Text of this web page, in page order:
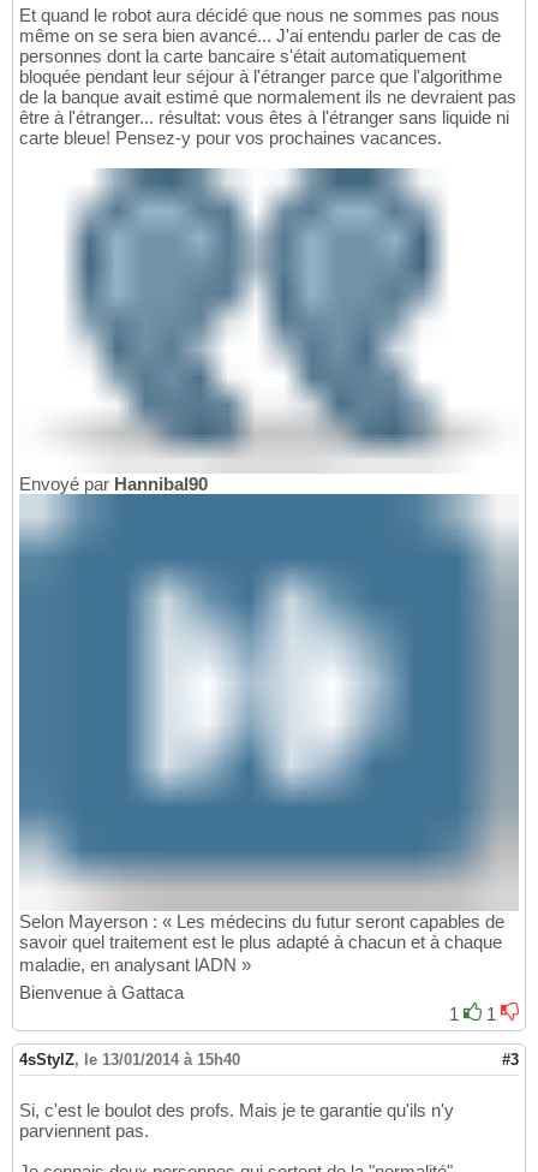
Et quand le robot aura décidé que nous ne sommes pas nous
même on se sera bien avancé... J'ai entendu parler de cas de
personnes dont la carte bancaire s'était automatiquement
bloquée pendant leur séjour à l'étranger parce que l'algorithme
de la banque avait estimé que normalement ils ne devraient pas
être à l'étranger... résultat: vous êtes à l'étranger sans liquide ni
carte bleue! Pensez-y pour vos prochaines vacances.
Envoyé par Hannibal90
Selon Mayerson : « Les médecins du futur seront capables de
savoir quel traitement est le plus adapté à chacun et à chaque
maladie, en analysant lADN »
Bienvenue à Gattaca
1
1
4sStylZ, le 13/01/2014 à 15h40 #3
Si, c'est le boulot des profs. Mais je te garantie qu'ils n'y
parviennent pas.